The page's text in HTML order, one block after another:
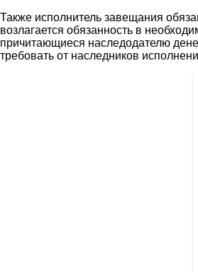
Также исполнитель завещания
возлагается обязанность в
причитающиеся наследодателю
требовать от наследников